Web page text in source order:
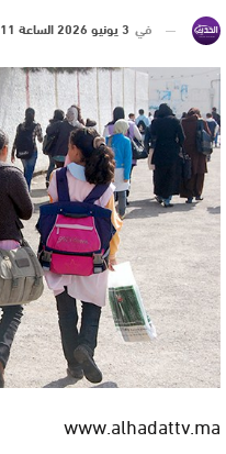
في 3 يونيو 2026 الساعة 11 و 27 دقيقة
www.alhadattv.ma